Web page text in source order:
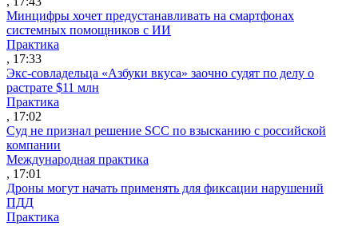
Минцифры хочет предустанавливать на смартфонах
системных помощников с ИИ
Практика
, 17:33
Экс-совладельца «Азбуки вкуса» заочно судят по делу о
растрате $11 млн
Практика
, 17:02
Суд не признал решение SCC по взысканию с российской
компании
Международная практика
, 17:01
Дроны могут начать применять для фиксации нарушений
ПДД
Практика